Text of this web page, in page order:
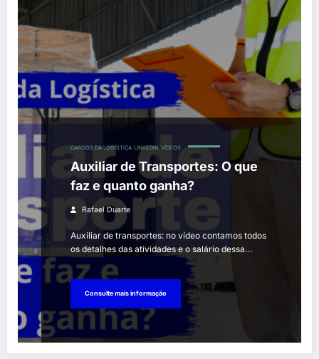
CARGOS DA LOGÍSTICA LINKEDIN VÍDEOS
Auxiliar de Transportes: O que
faz e quanto ganha?
Rafael Duarte
Auxiliar de transportes: no vídeo contamos todos
os detalhes das atividades e o salário dessa…
Consulte mais informação